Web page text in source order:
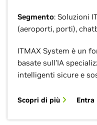
Segmento: Soluzioni
(aeroporti, porti),
ITMAX System è un
basate sull'IA
intelligenti sicure e
Scopri di più